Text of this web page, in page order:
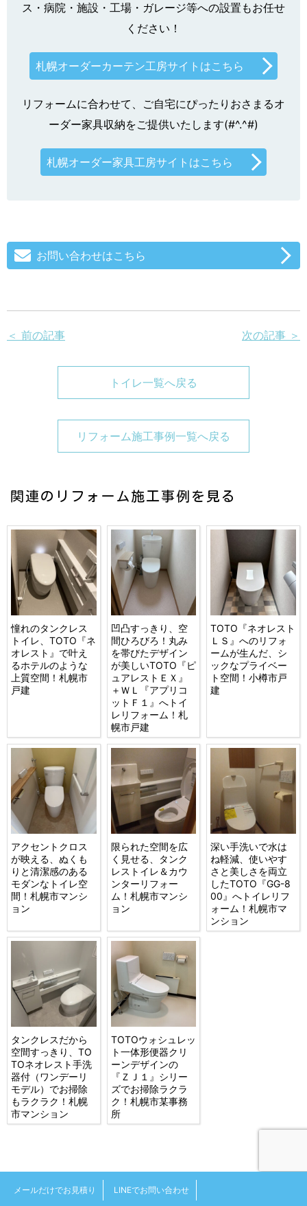
ス・病院・施設・工場・ガレージ等への設置もお任せ
ください！
札幌オーダーカーテン工房サイトはこちら
リフォームに合わせて、ご自宅にぴったりおさまるオ
ーダー家具収納をご提供いたします(#^.^#)
札幌オーダー家具工房サイトはこちら
お問い合わせはこちら
＜ 前の記事 次の記事 ＞
トイレ一覧へ戻る
リフォーム施工事例一覧へ戻る
関連のリフォーム施工事例を見る
憧れのタンクレス
トイレ、TOTO『ネ
オレスト』で叶え
るホテルのような
上質空間！札幌市
戸建
凹凸すっきり、空
間ひろびろ！丸み
を帯びたデザイン
が美しいTOTO『ピ
ュアレストＥＸ』
＋ＷＬ『アプリコ
ットＦ１』へトイ
レリフォーム！札
幌市戸建
TOTO『ネオレスト
ＬＳ』へのリフォ
ームが生んだ、シ
ックなプライベー
ト空間！小樽市戸
建
アクセントクロス
が映える、ぬくも
りと清潔感のある
モダンなトイレ空
間！札幌市マンシ
ョン
限られた空間を広
く見せる、タンク
レストイレ＆カウ
ンターリフォー
ム！札幌市マンシ
ョン
深い手洗いで水は
ね軽減、使いやす
さと美しさを両立
したTOTO『GG-8
00』へトイレリフ
ォーム！札幌市マ
ンション
タンクレスだから
空間すっきり、TO
TOネオレスト手洗
器付（ワンデーリ
モデル）でお掃除
もラクラク！札幌
市マンション
TOTOウォシュレッ
ト一体形便器クリ
ーンデザインの
『ＺＪ１』シリー
ズでお掃除ラクラ
ク！札幌市某事務
所
メールだけでお見積り LINEでお問い合わせ